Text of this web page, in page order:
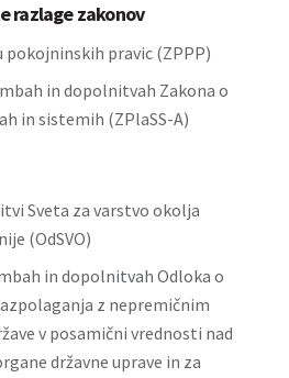
razlage zakonov
pokojninskih pravic (ZPPP)
in dopolnitvah Zakona o
in sistemih (ZPlaSS-A)
Sveta za varstvo okolja
(OdSVO)
in dopolnitvah Odloka o
z nepremičnim
v posamični vrednosti nad
državne uprave in za